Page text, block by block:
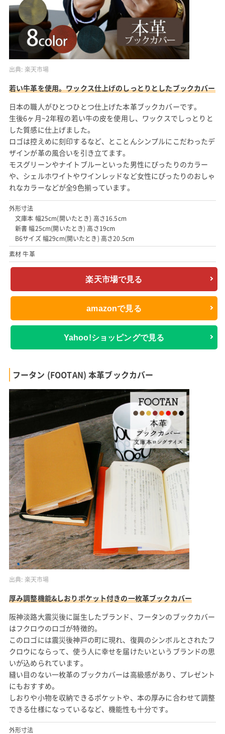
出典: 楽天市場
若い牛革を使用。ワックス仕上げのしっとりとしたブックカバー
日本の職人がひとつひとつ仕上げた本革ブックカバーです。
生後6ヶ月~2年程の若い牛の皮を使用し、ワックスでしっとりと
した質感に仕上げました。
ロゴは控えめに刻印するなど、とことんシンプルにこだわったデ
ザインが革の風合いを引き立てます。
モスグリーンやナイトブルーといった男性にぴったりのカラー
や、シェルホワイトやワインレッドなど女性にぴったりのおしゃ
れなカラーなどが全9色揃っています。
外形寸法
文庫本 幅25cm(開いたとき) 高さ16.5cm
新書 幅25cm(開いたとき) 高さ19cm
B6サイズ 幅29cm(開いたとき) 高さ20.5cm
素材 牛革
楽天市場で見る
amazonで見る
Yahoo!ショッピングで見る
フータン (FOOTAN) 本革ブックカバー
出典: 楽天市場
厚み調整機能&しおりポケット付きの一枚革ブックカバー
阪神淡路大震災後に誕生したブランド、フータンのブックカバー
はフクロウのロゴが特徴的。
このロゴには震災後神戸の町に現れ、復興のシンボルとされたフ
クロウにならって、使う人に幸せを届けたいというブランドの思
いが込められています。
縫い目のない一枚革のブックカバーは高級感があり、プレゼント
にもおすすめ。
しおりや小物を収納できるポケットや、本の厚みに合わせて調整
できる仕様になっているなど、機能性も十分です。
外形寸法